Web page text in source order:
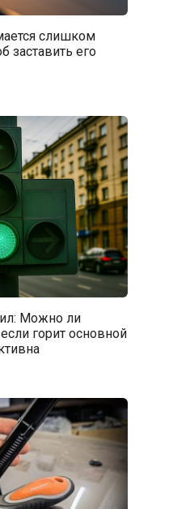
слишком
заставить его
Можно ли
горит основной